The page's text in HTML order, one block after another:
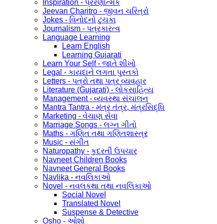
Inspiration - પ્રેરણાત્મક
Jeevan Charitro - જીવન ચરિત્રો
Jokes - વિનોદનો ટુચકા
Journalism - પત્રકારત્વ
Language Learning
Learn English
Learning Gujarati
Learn Your Self - જાતે શીખો
Legal - કાયદાને લગતા પુસ્તકો
Letters - પત્રો તથા પત્ર વ્યવહાર
Literature (Gujarati) - લોકસાહિત્ય
Management - વ્યવસ્થા સંચાલન
Mantra Tantra - મંત્ર તંત્ર, મંત્રસિદ્ધિ
Marketing - વેચાણ સેવા
Marriage Songs - લગ્ન ગીતો
Maths - ગણિત તથા ગણિતશાસ્ત્ર
Music - સંગીત
Naturopathy - કુદરતી ઉપચાર
Navneet Children Books
Navneet General Books
Navlika - નવલિકાઓ
Novel - નવલકથા તથા નવલિકાઓ
Social Novel
Translated Novel
Suspense & Detective
Osho - ઓશો